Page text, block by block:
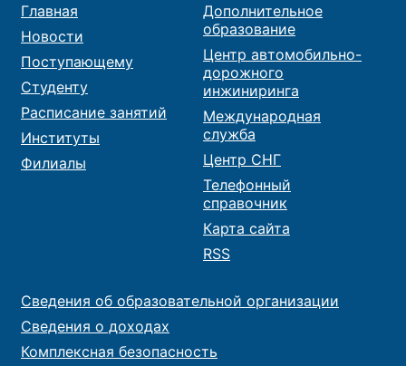
Главная
Новости
Поступающему
Студенту
Расписание занятий
Институты
Филиалы
Дополнительное
образование
Центр автомобильно-
дорожного
инжиниринга
Международная
служба
Центр СНГ
Телефонный
справочник
Карта сайта
RSS
Сведения об образовательной организации
Сведения о доходах
Комплексная безопасность